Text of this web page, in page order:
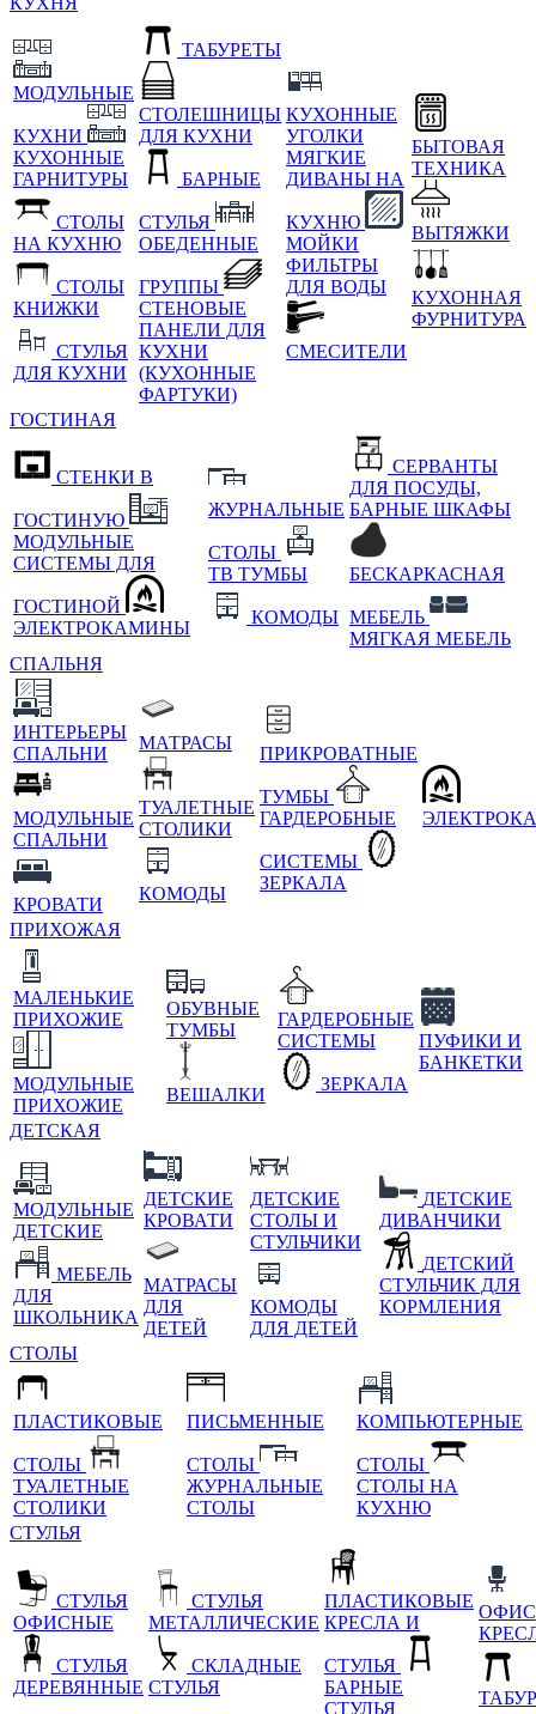
МОДУЛЬНЫЕ
КУХНИ
КУХОННЫЕ
ГАРНИТУРЫ
СТОЛЫ
НА КУХНЮ
СТОЛЫ
КНИЖКИ
СТУЛЬЯ
ДЛЯ КУХНИ
ТАБУРЕТЫ
СТОЛЕШНИЦЫ
ДЛЯ КУХНИ
БАРНЫЕ
СТУЛЬЯ
ОБЕДЕННЫЕ
ГРУППЫ
СТЕНОВЫЕ
ПАНЕЛИ ДЛЯ
КУХНИ
(КУХОННЫЕ
ФАРТУКИ)
КУХОННЫЕ
УГОЛКИ
МЯГКИЕ
ДИВАНЫ НА
КУХНЮ
МОЙКИ
ФИЛЬТРЫ
ДЛЯ ВОДЫ
СМЕСИТЕЛИ
БЫТОВАЯ
ТЕХНИКА
ВЫТЯЖКИ
КУХОННАЯ
ФУРНИТУРА
ГОСТИНАЯ
СТЕНКИ В
ГОСТИНУЮ
МОДУЛЬНЫЕ
СИСТЕМЫ ДЛЯ
ГОСТИНОЙ
ЭЛЕКТРОКАМИНЫ
ЖУРНАЛЬНЫЕ
СТОЛЫ
ТВ ТУМБЫ
КОМОДЫ
СЕРВАНТЫ
ДЛЯ ПОСУДЫ,
БАРНЫЕ ШКАФЫ
БЕСКАРКАСНАЯ
МЕБЕЛЬ
МЯГКАЯ МЕБЕЛЬ
СПАЛЬНЯ
ИНТЕРЬЕРЫ
СПАЛЬНИ
МОДУЛЬНЫЕ
СПАЛЬНИ
КРОВАТИ
МАТРАСЫ
ТУАЛЕТНЫЕ
СТОЛИКИ
КОМОДЫ
ПРИКРОВАТНЫЕ
ТУМБЫ
ГАРДЕРОБНЫЕ
СИСТЕМЫ
ЗЕРКАЛА
ПРИХОЖАЯ
МАЛЕНЬКИЕ
ПРИХОЖИЕ
МОДУЛЬНЫЕ
ПРИХОЖИЕ
ОБУВНЫЕ
ТУМБЫ
ВЕШАЛКИ
ГАРДЕРОБНЫЕ
СИСТЕМЫ
ЗЕРКАЛА
ПУФИКИ И
БАНКЕТКИ
ДЕТСКАЯ
МОДУЛЬНЫЕ
ДЕТСКИЕ
МЕБЕЛЬ
ДЛЯ
ШКОЛЬНИКА
ДЕТСКИЕ
КРОВАТИ
МАТРАСЫ
ДЛЯ
ДЕТЕЙ
ДЕТСКИЕ
СТОЛЫ И
СТУЛЬЧИКИ
КОМОДЫ
ДЛЯ ДЕТЕЙ
ДЕТСКИЕ
ДИВАНЧИКИ
ДЕТСКИЙ
СТУЛЬЧИК ДЛЯ
КОРМЛЕНИЯ
СТОЛЫ
ПЛАСТИКОВЫЕ
СТОЛЫ
ТУАЛЕТНЫЕ
СТОЛИКИ
ПИСЬМЕННЫЕ
СТОЛЫ
ЖУРНАЛЬНЫЕ
СТОЛЫ
КОМПЬЮТЕРНЫЕ
СТОЛЫ
СТОЛЫ НА
КУХНЮ
СТУЛЬЯ
СТУЛЬЯ
ОФИСНЫЕ
СТУЛЬЯ
ДЕРЕВЯННЫЕ
СТУЛЬЯ
МЕТАЛЛИЧЕСКИЕ
СКЛАДНЫЕ
СТУЛЬЯ
ПЛАСТИКОВЫЕ
КРЕСЛА И
СТУЛЬЯ
БАРНЫЕ
СТУЛЬЯ